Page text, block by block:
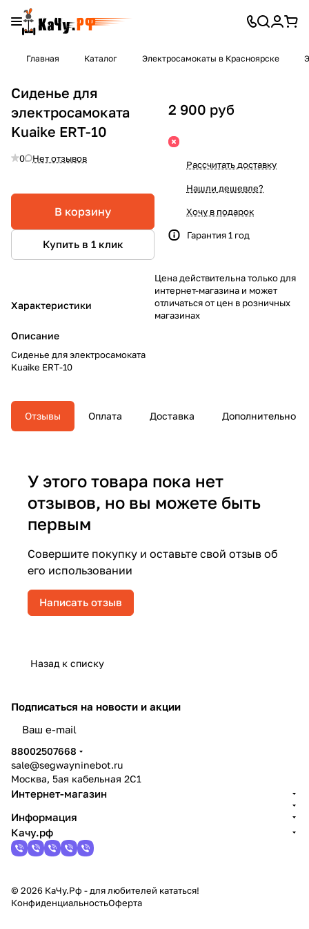
Главная Каталог Электросамокаты в Красноярске
Сиденье для
электросамоката
Kuaike ERT-10
0 Нет отзывов
В корзину
Купить в 1 клик
Характеристики
Описание
Сиденье для электросамоката
Kuaike ERT-10
2 900 руб
Рассчитать доставку
Нашли дешевле?
Хочу в подарок
Гарантия 1 год
Цена действительна только для
интернет-магазина и может
отличаться от цен в розничных
магазинах
Отзывы Оплата Доставка Дополнительно
У этого товара пока нет
отзывов, но вы можете быть
первым
Совершите покупку и оставьте свой отзыв об
его использовании
Написать отзыв
Назад к списку
Подписаться на новости и акции
88002507668
sale@segwayninebot.ru
Москва, 5ая кабельная 2С1
Интернет-магазин
Информация
Качу.рф
© 2026 КаЧу.Рф - для любителей кататься!
КонфиденциальностьОферта